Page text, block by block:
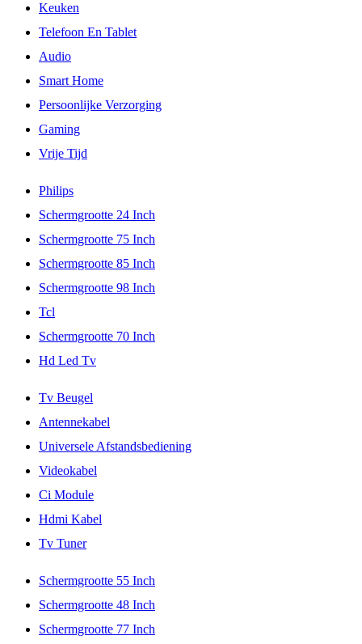
Keuken
Telefoon En Tablet
Audio
Smart Home
Persoonlijke Verzorging
Gaming
Vrije Tijd
Philips
Schermgrootte 24 Inch
Schermgrootte 75 Inch
Schermgrootte 85 Inch
Schermgrootte 98 Inch
Tcl
Schermgrootte 70 Inch
Hd Led Tv
Tv Beugel
Antennekabel
Universele Afstandsbediening
Videokabel
Ci Module
Hdmi Kabel
Tv Tuner
Schermgrootte 55 Inch
Schermgrootte 48 Inch
Schermgrootte 77 Inch